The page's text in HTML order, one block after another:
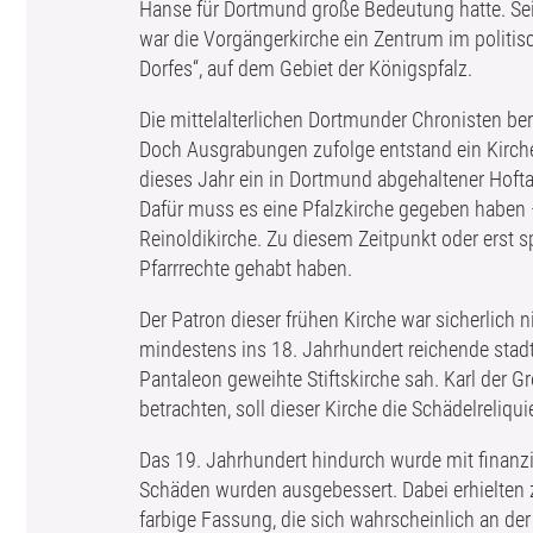
Hanse für Dortmund große Bedeutung hatte.
war die Vorgängerkirche ein Zentrum im
Dorfes“, auf dem Gebiet der Königspfalz.
Die mittelalterlichen Dortmunder Chronisten
Doch Ausgrabungen zufolge entstand ein
dieses Jahr ein in Dortmund abgehaltener
Dafür muss es eine Pfalzkirche gegeben
Reinoldikirche. Zu diesem Zeitpunkt oder erst
Pfarrrechte gehabt haben.
Der Patron dieser frühen Kirche war sicherlich
mindestens ins 18. Jahrhundert reichende
Pantaleon geweihte Stiftskirche sah. Karl der
betrachten, soll dieser Kirche die
Das 19. Jahrhundert hindurch wurde mit
Schäden wurden ausgebessert. Dabei
farbige Fassung, die sich wahrscheinlich an